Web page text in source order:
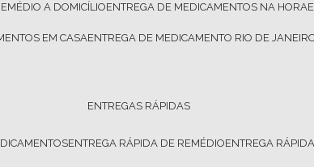
A DOMICÍLIO ENTREGA DE MEDICAMENTOS NA HORA
EM CASA ENTREGA DE MEDICAMENTO RIO DE
ENTREGAS RÁPIDAS
ENTREGA RÁPIDA DE REMÉDIO ENTREGA